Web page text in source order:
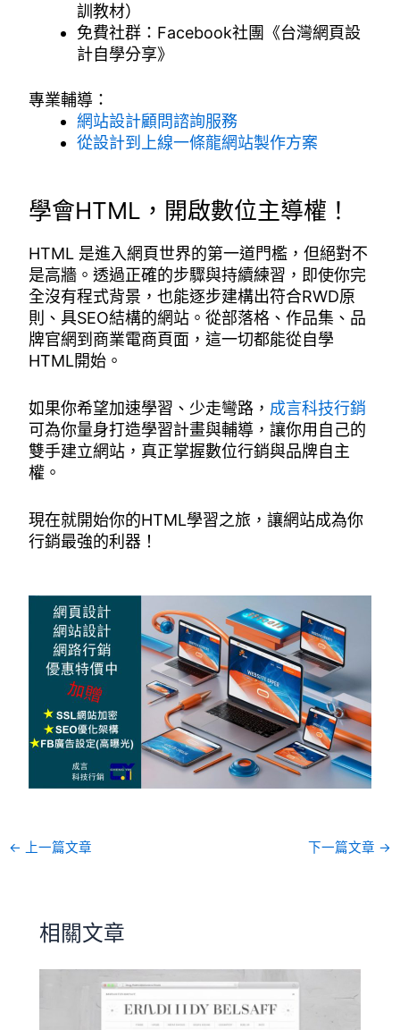
訓教材）
免費社群：Facebook社團《台灣網頁設
計自學分享》
專業輔導：
網站設計顧問諮詢服務
從設計到上線一條龍網站製作方案
學會HTML，開啟數位主導權！
HTML 是進入網頁世界的第一道門檻，但絕對不
是高牆。透過正確的步驟與持續練習，即使你完
全沒有程式背景，也能逐步建構出符合RWD原
則、具SEO結構的網站。從部落格、作品集、品
牌官網到商業電商頁面，這一切都能從自學
HTML開始。
如果你希望加速學習、少走彎路， 成言科技行銷
可為你量身打造學習計畫與輔導，讓你用自己的
雙手建立網站，真正掌握數位行銷與品牌自主
權。
現在就開始你的HTML學習之旅，讓網站成為你
行銷最強的利器！
← 上一篇文章 下一篇文章 →
相關文章